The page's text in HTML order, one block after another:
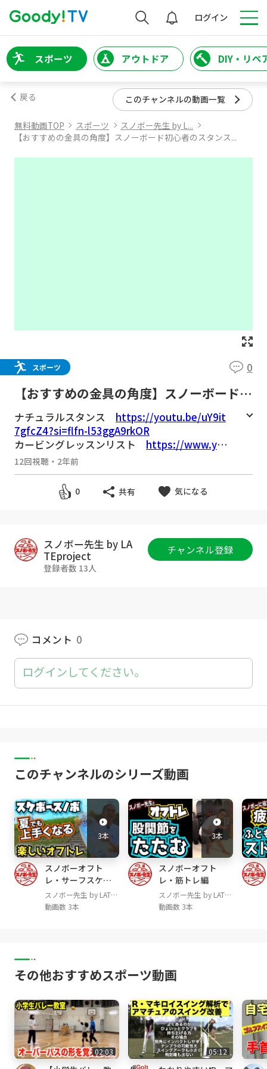
検索 ログイン
スポーツ アウトドア DIY・リペ
戻る このチャンネルの動画一覧
無料動画TOP スポーツ
スノボー先生 by L...
【おすすめの金具の角度】スノーボード初心者のスタンス...
スポーツ 0
【おすすめの金具の角度】スノーボード初
心者のスタンスの決め方
ナチュラルスタンス https://youtu.be/uY9it
7gfcZ4?si=flfn-l53ggA9rkOR
カービングレッスンリスト https://www.you
tube.com/playlist?list=PLoYM_Brkjua_rj3TrG
x0mri1u9CPx8YwS
◆本日の使用アイテム
最強バイン DRAKE / RELOAD ltd.https://a.r1
0.to/haMMSm
自由度を上げるブーツ NORTHWAVE / FREEDO
踏み込みやすいカント POWCANT
y/3jh4BQY
ドラグ軽減プレート DRAGDAKE
3wDiMTB
手の出るグローブ P01×LATEprojecthttps://
bit.ly/3HJ0yGN
4
ジャケット Horsefeathers https://a.r10.to/hk
コラボベスト OC STYLE×LATEprojecthttp
s://a.r10.to/hYtaYQ
脱着簡単ケツパット blp / NEO FX EASY GUARD
AIRLYhttps://a.r10.to/hutwLN
手首を守るプロテクター YOROI / POWER WRI
ST GUARDhttps://a.r10.to/hUXtgA
コスパ最強ソックス TaoTechhttps://a.r10.t
o/hUZYbx
ヒザを守るサポーター ZAMST / ZK-7https://
◆レイトプロジェクトオリジナルグッズはこち
https://lateproject.shop/
・カービング上達デッキパット
・ステッカー
・プライベートレッスンのお申し込み
・オンラインスクール⚡️SBOSのお申し込み
12回視聴 ・ 2年前
0 共有 気になる
スノボー先生 by LA
TEproject
登録者数 13人
チャンネル登録
コメント 0
ログインしてください。
このチャンネルのシリーズ動画
3本
スノボーオフト
レ・サーフスケー
ト編
スノボー先生 by LATE
project
動画数 3本
3本
スノボーオフト
レ・筋トレ編
スノボー先生 by LATE
project
動画数 3本
その他おすすめスポーツ動画
02:03 05:12